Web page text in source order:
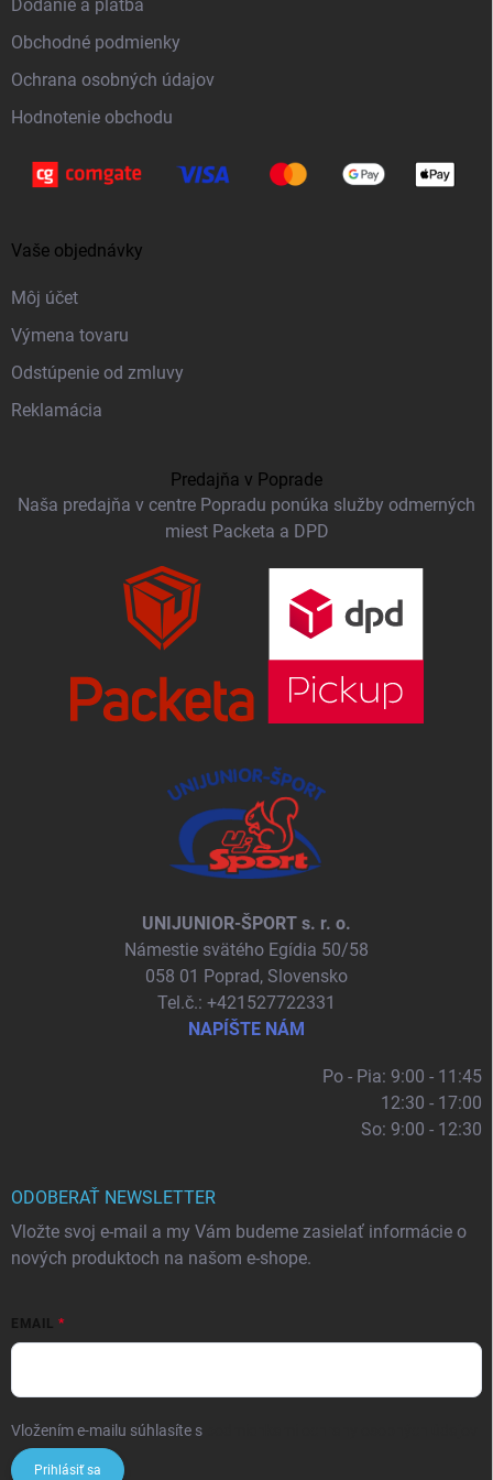
e
Dodanie a platba
Obchodné podmienky
Ochrana osobných údajov
Hodnotenie obchodu
Vaše objednávky
Môj účet
Výmena tovaru
Odstúpenie od zmluvy
Reklamácia
Predajňa v Poprade
Naša predajňa v centre Popradu ponúka služby odmerných
miest Packeta a DPD
UNIJUNIOR-ŠPORT s. r. o.
Námestie svätého Egídia 50/58
058 01 Poprad, Slovensko
Tel.č.: +421527722331
NAPÍŠTE NÁM
Po - Pia: 9:00 - 11:45
12:30 - 17:00
So: 9:00 - 12:30
ODOBERAŤ NEWSLETTER
Vložte svoj e-mail a my Vám budeme zasielať informácie o
nových produktoch na našom e-shope.
EMAIL
Vložením e-mailu súhlasíte s
Prihlásiť sa